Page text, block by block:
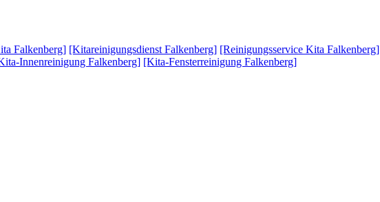
Falkenberg] [Kitareinigungsdienst Falkenberg] [Reinigungsservice Kita Falkenberg]
Innenreinigung Falkenberg] [Kita-Fensterreinigung Falkenberg]